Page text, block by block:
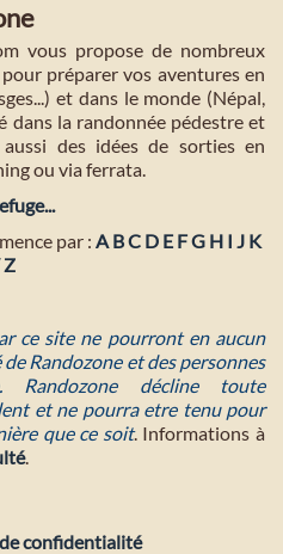
vous propose de nombreux
préparer vos aventures en
et dans le monde (Népal,
dans la randonnée pédestre et
des idées de sorties en
ou via ferrata.
par : A BC D E FG H I J K
Z
ce site ne pourront en aucun
Randozone et des personnes
décline toute
et ne pourra etre tenu pour
que ce soit. Informations à
.
confidentialité